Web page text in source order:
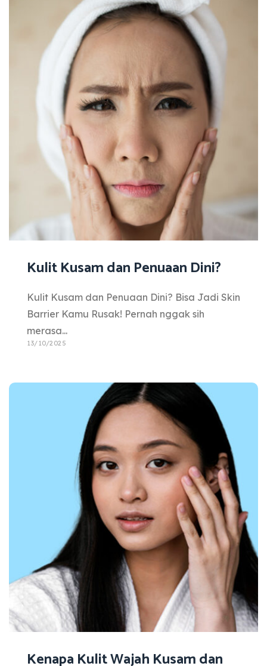
Kulit Kusam dan Penuaan Dini?
Kulit Kusam dan Penuaan Dini? Bisa Jadi Skin
Barrier Kamu Rusak! Pernah nggak sih
merasa...
13/10/2025
Kenapa Kulit Wajah Kusam dan